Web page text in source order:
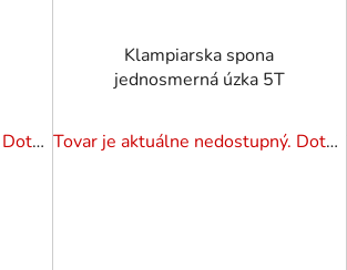
Tovar je aktuálne nedostupný. Dotazuj dostupnosť.
Klampiarska spona
jednosmerná úzka 5T
Tovar je aktuálne nedostupný. Dotazuj dostupnosť.